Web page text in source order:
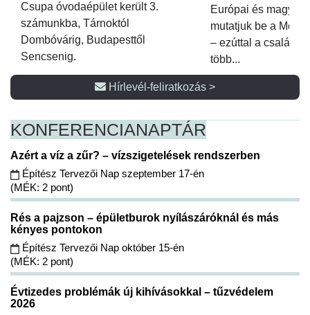
Csupa óvodaépület került 3.
számunkba, Tárnoktól
Dombóvárig, Budapesttől
Sencsenig.
Európai és magyar
mutatjuk be a
– ezúttal a családi
több...
Hírlevél-feliratkozás >
KONFERENCIANAPTÁR
Azért a víz a zűr? – vízszigetelések rendszerben
Építész Tervezői Nap szeptember 17-én
(MÉK: 2 pont)
Rés a pajzson – épületburok nyílászáróknál és más
kényes pontokon
Építész Tervezői Nap október 15-én
(MÉK: 2 pont)
Évtizedes problémák új kihívásokkal – tűzvédelem
2026